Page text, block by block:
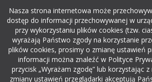
Dodaj ogłoszenie o pracę
rekrutacja w it
Nasza strona internetowa może
dostęp do informacji przechowywanej w
przy wykorzystaniu plików cookies (tzw.
wyrażają Państwo zgody na korzystanie
plików cookies, prosimy o zmianę ustawień
informacji można znaleźć w Polityce
przycisk „Wyrażam zgodę” lub korzystając
zmiany ustawień przeglądarki akceptują